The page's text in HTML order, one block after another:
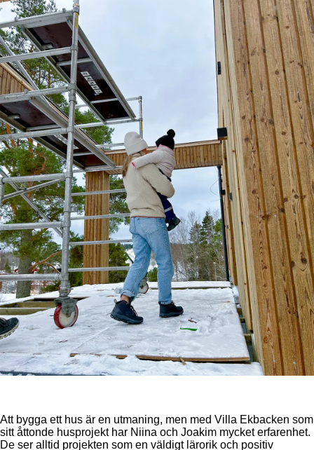
Att bygga ett hus är en utmaning, men med Villa Ekbacken som
sitt åttonde husprojekt har Niina och Joakim mycket erfarenhet.
De ser alltid projekten som en väldigt lärorik och positiv